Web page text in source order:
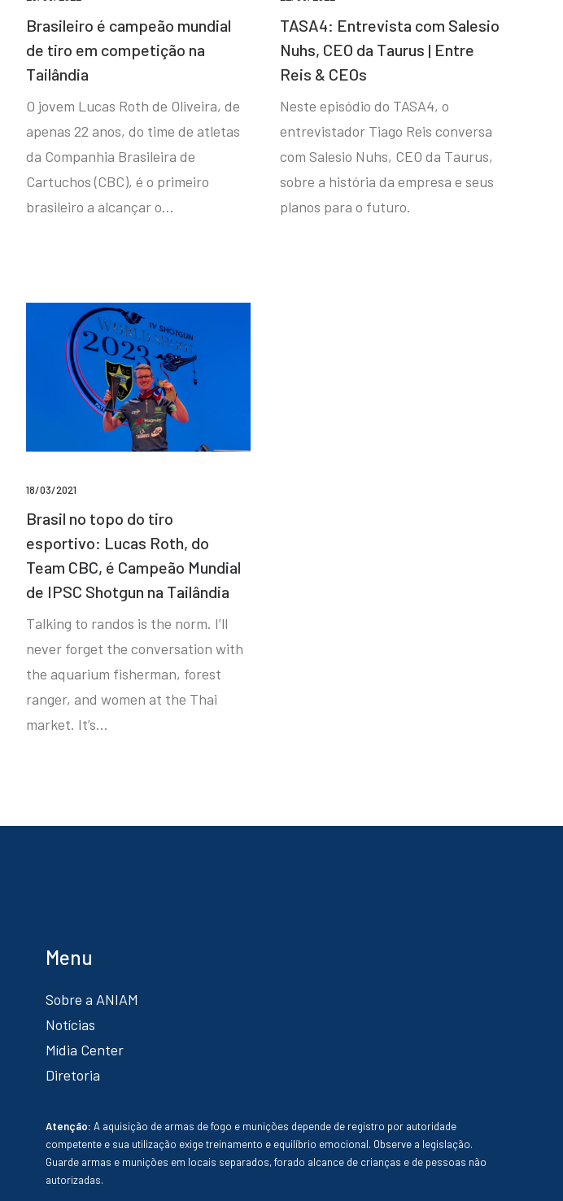
Brasileiro é campeão mundial
de tiro em competição na
Tailândia
O jovem Lucas Roth de Oliveira, de
apenas 22 anos, do time de atletas
da Companhia Brasileira de
Cartuchos (CBC), é o primeiro
brasileiro a alcançar o…
TASA4: Entrevista com Salesio
Nuhs, CEO da Taurus | Entre
Reis & CEOs
Neste episódio do TASA4, o
entrevistador Tiago Reis conversa
com Salesio Nuhs, CEO da Taurus,
sobre a história da empresa e seus
planos para o futuro.
18/03/2021
Brasil no topo do tiro
esportivo: Lucas Roth, do
Team CBC, é Campeão Mundial
de IPSC Shotgun na Tailândia
Talking to randos is the norm. I’ll
never forget the conversation with
the aquarium fisherman, forest
ranger, and women at the Thai
market. It’s…
Menu
Sobre a ANIAM
Notícias
Mídia Center
Diretoria
Atenção: A aquisição de armas de fogo e munições depende de registro por autoridade
competente e sua utilização exige treinamento e equilíbrio emocional. Observe a legislação.
Guarde armas e munições em locais separados, forado alcance de crianças e de pessoas não
autorizadas.